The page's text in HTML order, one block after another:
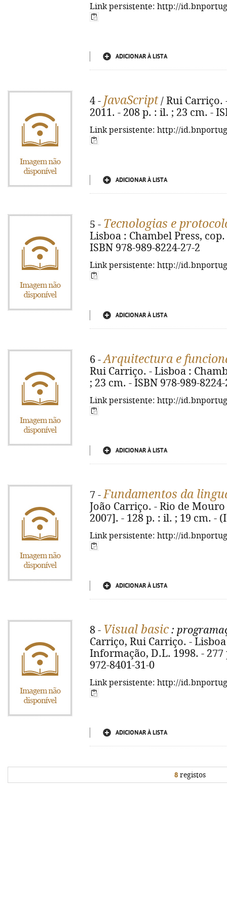
Link persistente: http://
ADICIONAR À LISTA
4 - JavaScript/ Rui Carriço.
2011. - 208 p. : il. ; 23 cm. -
Link persistente: http://
ADICIONAR À LISTA
5 - Tecnologias e
Lisboa : Chambel Press,
ISBN 978-989-8224-27-2
Link persistente: http://
ADICIONAR À LISTA
6 -Arquitectura e
Rui Carriço. - Lisboa :
; 23 cm. - ISBN 978-989-
Link persistente: http://
ADICIONAR À LISTA
7 -Fundamentos da
João Carriço. - Rio de
2007]. - 128 p. : il. ; 19 cm. -
Link persistente: http://
ADICIONAR À LISTA
8 - Visual basic:
Carriço, Rui Carriço. -
Informação, D.L. 1998. - 277
972-8401-31-0
Link persistente: http://
ADICIONAR À LISTA
8 registos